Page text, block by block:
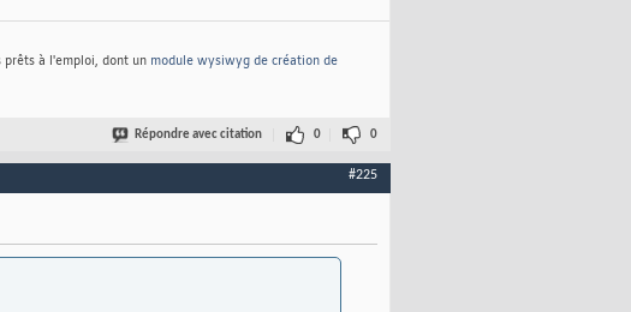
prêts à l'emploi, dont un module wysiwyg de création de
Répondre avec citation 0 0
#225